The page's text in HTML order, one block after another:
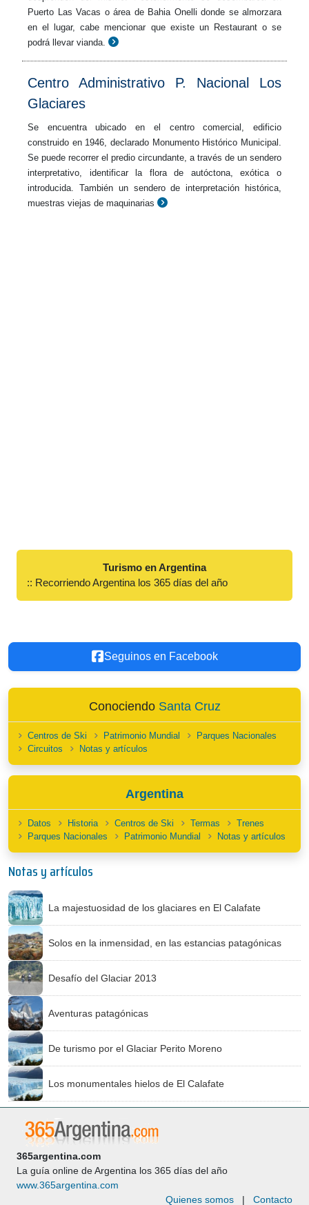
Puerto Las Vacas o área de Bahia Onelli donde se almorzara
en el lugar, cabe mencionar que existe un Restaurant o se
podrá llevar vianda.
Centro Administrativo P. Nacional Los
Glaciares
Se encuentra ubicado en el centro comercial, edificio
construido en 1946, declarado Monumento Histórico Municipal.
Se puede recorrer el predio circundante, a través de un sendero
interpretativo, identificar la flora de autóctona, exótica o
introducida. También un sendero de interpretación histórica,
muestras viejas de maquinarias
Turismo en Argentina
:: Recorriendo Argentina los 365 días del año
Seguinos en Facebook
Conociendo Santa Cruz
Centros de Ski Patrimonio Mundial
Parques Nacionales
Circuitos
Notas y artículos
Argentina
Datos Historia Centros de Ski Termas
Trenes
Parques Nacionales
Patrimonio Mundial Notas y artículos
Notas y artículos
La majestuosidad de los glaciares en El Calafate
Solos en la inmensidad, en las estancias patagónicas
Desafío del Glaciar 2013
Aventuras patagónicas
De turismo por el Glaciar Perito Moreno
Los monumentales hielos de El Calafate
365argentina.com
La guía online de Argentina los 365 días del año
www.365argentina.com
Quienes somos | Contacto